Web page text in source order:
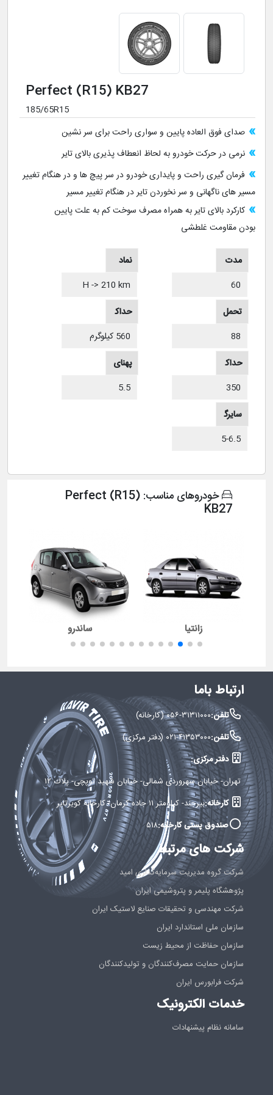
Perfect (R15) KB27
185/65R15
صدای فوق العاده پایین و سواری راحت برای سر نشین
نرمی در حرکت خودرو به لحاظ انعطاف پذیری بالای تایر
فرمان گیری راحت و پایداری خودرو در سر پیچ ها و در هنگام تغییر
مسیر های ناگهانی و سر نخوردن تایر در هنگام تغییر مسیر
کارکرد بالای تایر به همراه مصرف سوخت کم به علت پایین
بودن مقاومت غلطشی
مدت
گارانت
ی
60
نماد
سرع
ت
H -> 210 km
تحمل
بار
88
حداک
ثر بار
560 کیلوگرم
حداک
ثر
فشار
باد
350
پهنای
رینگ
5.5
سایرگ
زینه
برای
پهنای
5-6.5
خودروهای مناسب: Perfect (R15)
KB27
زانتیا ساندرو
ارتباط باما
تلفن:۰۵۶-۳۱۳۱۱۰۰۰ (کارخانه)
تلفن:۰۲۱-۴۱۳۵۳۰۰۰ (دفتر مرکزی)
دفتر مرکزی:
تهران- خيابان سهروردی شمالی- خيابان شهید توپچی- پلاك ۱۲
کارخانه:بيرجند- كيلومتر ۱۱ جاده كرمان- كارخانه كويرتاير
صندوق پستی کارخانه:۵۱۸
شرکت های مرتبط
شرکت گروه مدیریت سرمایه‌گذاری امید
پژوهشگاه پلیمر و پتروشیمی ایران
شرکت مهندسی و تحقیقات صنایع لاستیک ایران
سازمان ملی استاندارد ایران
سازمان حفاظت از محیط زیست
سازمان حمایت مصرف‌کنندگان و تولیدکنندگان
شرکت فرابورس ایران
خدمات الکترونیک
سامانه نظام پیشنهادات